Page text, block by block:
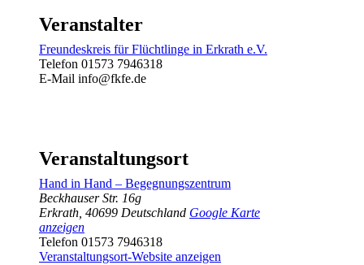
Veranstalter
Freundeskreis für Flüchtlinge in Erkrath e.V.
Telefon 01573 7946318
E-Mail info@fkfe.de
Veranstaltungsort
Hand in Hand – Begegnungszentrum
Beckhauser Str. 16g
Erkrath 40699 Deutschland Google Karte
anzeigen
Telefon 01573 7946318
Veranstaltungsort-Website anzeigen